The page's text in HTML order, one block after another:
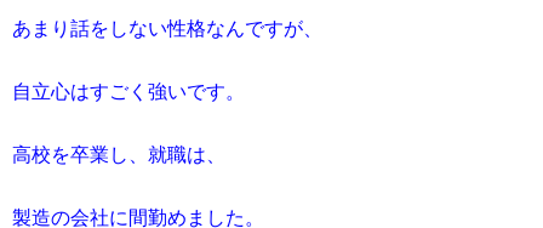
あまり話をしない性格なんですが、
自立心はすごく強いです。
高校を卒業し、就職は、
製造の会社に間勤めました。